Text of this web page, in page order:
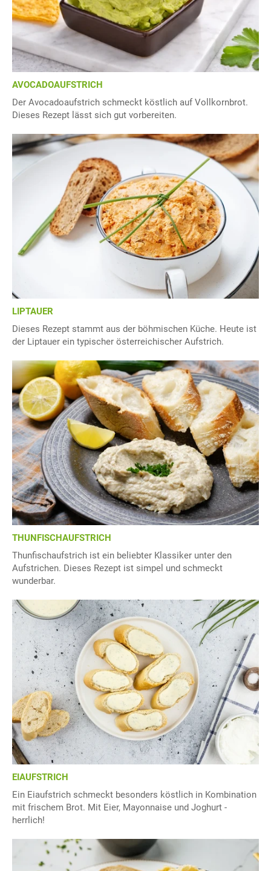
AVOCADOAUFSTRICH
Der Avocadoaufstrich schmeckt köstlich auf Vollkornbrot.
Dieses Rezept lässt sich gut vorbereiten.
LIPTAUER
Dieses Rezept stammt aus der böhmischen Küche. Heute ist
der Liptauer ein typischer österreichischer Aufstrich.
THUNFISCHAUFSTRICH
Thunfischaufstrich ist ein beliebter Klassiker unter den
Aufstrichen. Dieses Rezept ist simpel und schmeckt
wunderbar.
EIAUFSTRICH
Ein Eiaufstrich schmeckt besonders köstlich in Kombination
mit frischem Brot. Mit Eier, Mayonnaise und Joghurt -
herrlich!